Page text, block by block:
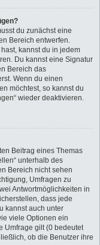
du zunächst eine
Bereich entwerfen.
kannst du in jedem
Du kannst eine Signatur
Bereich das
Wenn du einen
möchtest, so kannst du
wieder deaktivieren.
Beitrag eines Themas
unterhalb des
Bereich nicht sehen
Umfragen zu
Antwortmöglichkeiten in
dass jede
kannst auch unter
viele Optionen ein
Umfrage gilt (0 bedeutet
ob die Benutzer ihre